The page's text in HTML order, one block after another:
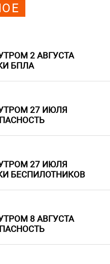
2 АВГУСТА
БПЛА
27 ИЮЛЯ
27 ИЮЛЯ
БЕСПИЛОТНИКОВ
8 АВГУСТА